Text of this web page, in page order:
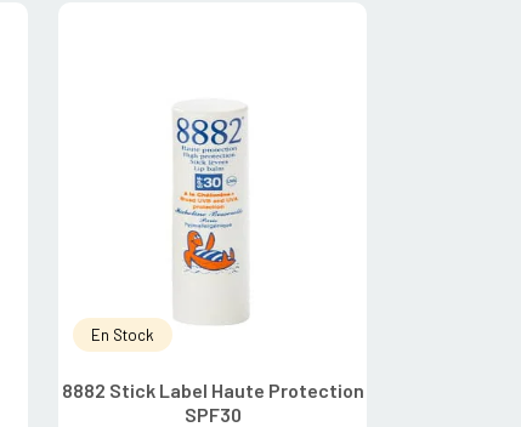
En Stock
8882 Stick Label Haute Protection
SPF30